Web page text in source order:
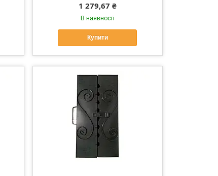
1 279,67 ₴
В наявності
Купити